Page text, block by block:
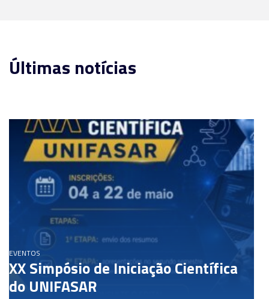
Últimas notícias
EVENTOS
XX Simpósio de Iniciação Científica
do UNIFASAR